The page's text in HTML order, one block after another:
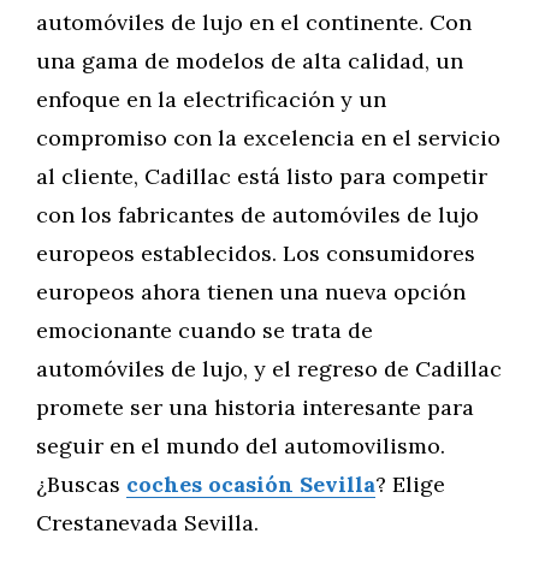
automóviles de lujo en el continente. Con
una gama de modelos de alta calidad, un
enfoque en la electrificación y un
compromiso con la excelencia en el servicio
al cliente, Cadillac está listo para competir
con los fabricantes de automóviles de lujo
europeos establecidos. Los consumidores
europeos ahora tienen una nueva opción
emocionante cuando se trata de
automóviles de lujo, y el regreso de Cadillac
promete ser una historia interesante para
seguir en el mundo del automovilismo.
¿Buscas coches ocasión Sevilla? Elige
Crestanevada Sevilla.